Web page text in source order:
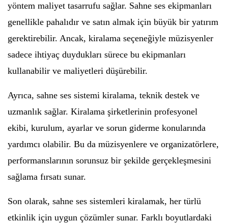
yöntem maliyet tasarrufu sağlar. Sahne ses ekipmanları
genellikle pahalıdır ve satın almak için büyük bir yatırım
gerektirebilir. Ancak, kiralama seçeneğiyle müzisyenler
sadece ihtiyaç duydukları sürece bu ekipmanları
kullanabilir ve maliyetleri düşürebilir.
Ayrıca, sahne ses sistemi kiralama, teknik destek ve
uzmanlık sağlar. Kiralama şirketlerinin profesyonel
ekibi, kurulum, ayarlar ve sorun giderme konularında
yardımcı olabilir. Bu da müzisyenlere ve organizatörlere,
performanslarının sorunsuz bir şekilde gerçekleşmesini
sağlama fırsatı sunar.
Son olarak, sahne ses sistemleri kiralamak, her türlü
etkinlik için uygun çözümler sunar. Farklı boyutlardaki